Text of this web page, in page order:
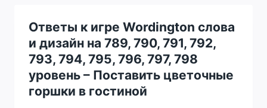
ДИЗАЙН
НА
765,
766,
767,
768,
769,
770,
Ответы к игре Wordington слова
и дизайн на 789, 790, 791, 792,
793, 794, 795, 796, 797, 798
уровень – Поставить цветочные
горшки в гостиной